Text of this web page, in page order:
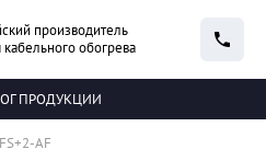
производитель
кабельного обогрева
ПРОДУКЦИИ
AF